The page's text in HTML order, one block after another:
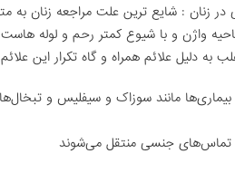
در زنان : شایع ترین علت مراجعه زنان
واژن و با شیوع کمتر رحم و لوله
به دلیل علائم همراه و گاه تکرار این
بیماری‌ها مانند سوزاک و سیفلیس و
تماس‌های جنسی منتقل می‌شوند